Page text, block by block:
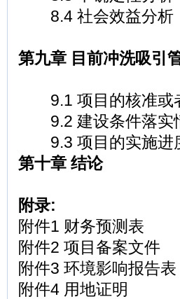
8.4 社会效益分析
第九章 目前冲洗吸引
9.1 项目的核准或
9.2 建设条件落实
9.3 项目的实施进
第十章 结论
附录:
附件1 财务预测表
附件2 项目备案文件
附件3 环境影响报告表
附件4 用地证明